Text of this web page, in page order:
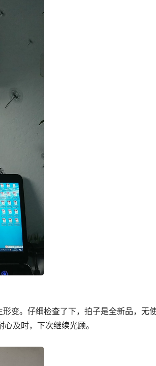
变。仔细检查了下，拍子是全新品，无
及时，下次继续光顾。